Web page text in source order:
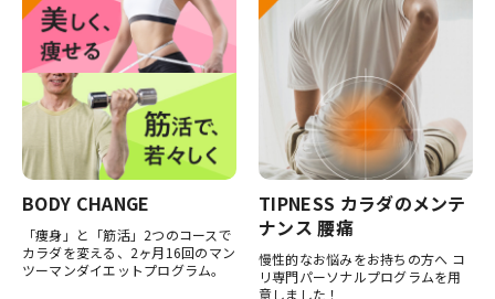
BODY CHANGE
「痩身」と「筋活」2つのコースで
カラダを変える、2ヶ月16回のマン
ツーマンダイエットプログラム。
TIPNESS カラダのメンテ
ナンス 腰痛
慢性的なお悩みをお持ちの方へ コ
リ専門パーソナルプログラムを用
意しました！